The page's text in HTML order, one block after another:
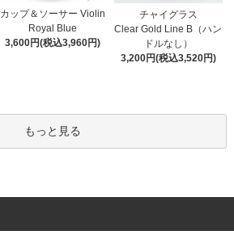
カップ＆ソーサー Violin
Royal Blue
3,600円(税込3,960円)
チャイグラス
Clear Gold Line B（ハン
ドルなし）
3,200円(税込3,520円)
もっと見る